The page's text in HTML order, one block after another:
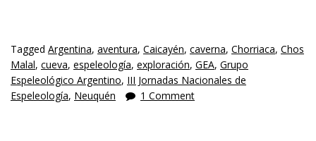
Tagged Argentina, aventura, Caicayén, caverna, Chorriaca, Chos
Malal, cueva, espeleología, exploración, GEA, Grupo
Espeleológico Argentino, III Jornadas Nacionales de
Espeleología, Neuquén 1 Comment